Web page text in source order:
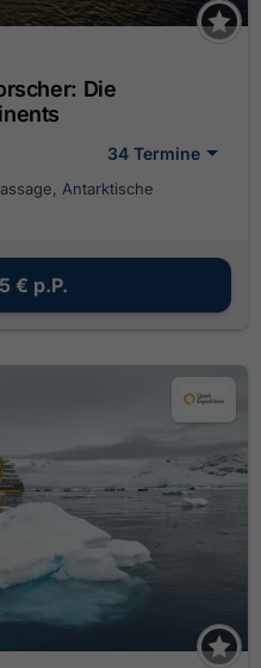
Die
34 Termine
Antarktische
€ p.P.